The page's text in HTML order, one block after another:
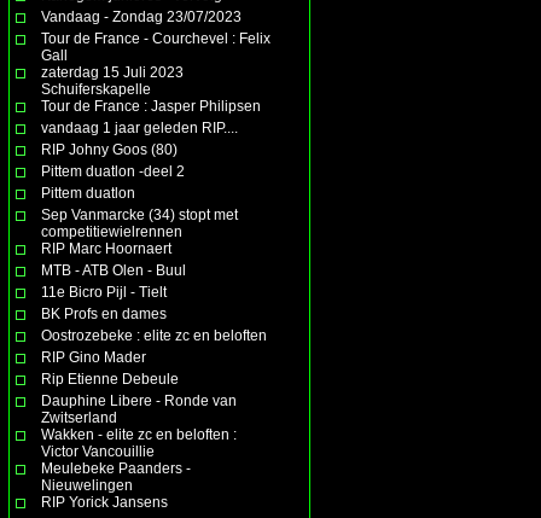
Vandaag - Zondag 23/07/2023
Tour de France - Courchevel : Felix
Gall
zaterdag 15 Juli 2023
Schuiferskapelle
Tour de France : Jasper Philipsen
vandaag 1 jaar geleden RIP....
RIP Johny Goos (80)
Pittem duatlon -deel 2
Pittem duatlon
Sep Vanmarcke (34) stopt met
competitiewielrennen
RIP Marc Hoornaert
MTB - ATB Olen - Buul
11e Bicro Pijl - Tielt
BK Profs en dames
Oostrozebeke : elite zc en beloften
RIP Gino Mader
Rip Etienne Debeule
Dauphine Libere - Ronde van
Zwitserland
Wakken - elite zc en beloften :
Victor Vancouillie
Meulebeke Paanders -
Nieuwelingen
RIP Yorick Jansens